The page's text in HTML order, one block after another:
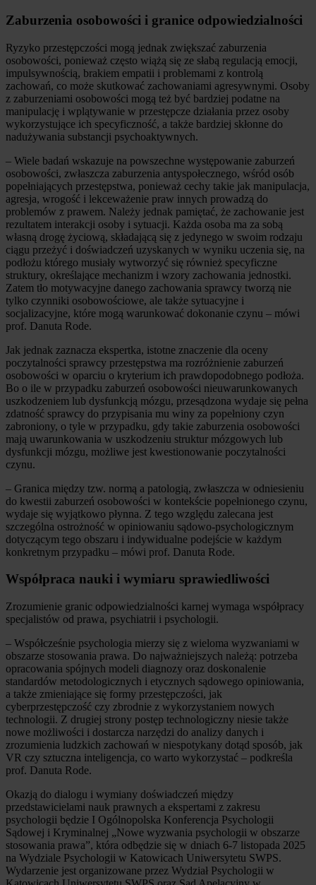
Zaburzenia osobowości i granice odpowiedzialności
Ryzyko przestępczości mogą jednak zwiększać zaburzenia
osobowości, ponieważ często wiążą się ze słabą regulacją emocji,
impulsywnością, brakiem empatii i problemami z kontrolą
zachowań, co może skutkować zachowaniami agresywnymi. Osoby
z zaburzeniami osobowości mogą też być bardziej podatne na
manipulację i wplątywanie w przestępcze działania przez osoby
wykorzystujące ich specyficzność, a także bardziej skłonne do
nadużywania substancji psychoaktywnych.
– Wiele badań wskazuje na powszechne występowanie zaburzeń
osobowości, zwłaszcza zaburzenia antyspołecznego, wśród osób
popełniających przestępstwa, ponieważ cechy takie jak manipulacja,
agresja, wrogość i lekceważenie praw innych prowadzą do
problemów z prawem. Należy jednak pamiętać, że zachowanie jest
rezultatem interakcji osoby i sytuacji. Każda osoba ma za sobą
własną drogę życiową, składającą się z jedynego w swoim rodzaju
ciągu przeżyć i doświadczeń uzyskanych w wyniku uczenia się, na
podłożu którego musiały wytworzyć się również specyficzne
struktury, określające mechanizm i wzory zachowania jednostki.
Zatem tło motywacyjne danego zachowania sprawcy tworzą nie
tylko czynniki osobowościowe, ale także sytuacyjne i
socjalizacyjne, które mogą warunkować dokonanie czynu – mówi
prof. Danuta Rode.
Jak jednak zaznacza ekspertka, istotne znaczenie dla oceny
poczytalności sprawcy przestępstwa ma rozróżnienie zaburzeń
osobowości w oparciu o kryterium ich prawdopodobnego podłoża.
Bo o ile w przypadku zaburzeń osobowości nieuwarunkowanych
uszkodzeniem lub dysfunkcją mózgu, przesądzona wydaje się pełna
zdatność sprawcy do przypisania mu winy za popełniony czyn
zabroniony, o tyle w przypadku, gdy takie zaburzenia osobowości
mają uwarunkowania w uszkodzeniu struktur mózgowych lub
dysfunkcji mózgu, możliwe jest kwestionowanie poczytalności
czynu.
– Granica między tzw. normą a patologią, zwłaszcza w odniesieniu
do kwestii zaburzeń osobowości w kontekście popełnionego czynu,
wydaje się wyjątkowo płynna. Z tego względu zalecana jest
szczególna ostrożność w opiniowaniu sądowo-psychologicznym
dotyczącym tego obszaru i indywidualne podejście w każdym
konkretnym przypadku – mówi prof. Danuta Rode.
Współpraca nauki i wymiaru sprawiedliwości
Zrozumienie granic odpowiedzialności karnej wymaga współpracy
specjalistów od prawa, psychiatrii i psychologii.
– Współcześnie psychologia mierzy się z wieloma wyzwaniami w
obszarze stosowania prawa. Do najważniejszych należą: potrzeba
opracowania spójnych modeli diagnozy oraz doskonalenie
standardów metodologicznych i etycznych sądowego opiniowania,
a także zmieniające się formy przestępczości, jak
cyberprzestępczość czy zbrodnie z wykorzystaniem nowych
technologii. Z drugiej strony postęp technologiczny niesie także
nowe możliwości i dostarcza narzędzi do analizy danych i
zrozumienia ludzkich zachowań w niespotykany dotąd sposób, jak
VR czy sztuczna inteligencja, co warto wykorzystać – podkreśla
prof. Danuta Rode.
Okazją do dialogu i wymiany doświadczeń między
przedstawicielami nauk prawnych a ekspertami z zakresu
psychologii będzie I Ogólnopolska Konferencja Psychologii
Sądowej i Kryminalnej „Nowe wyzwania psychologii w obszarze
stosowania prawa”, która odbędzie się w dniach 6-7 listopada 2025
na Wydziale Psychologii w Katowicach Uniwersytetu SWPS.
Wydarzenie jest organizowane przez Wydział Psychologii w